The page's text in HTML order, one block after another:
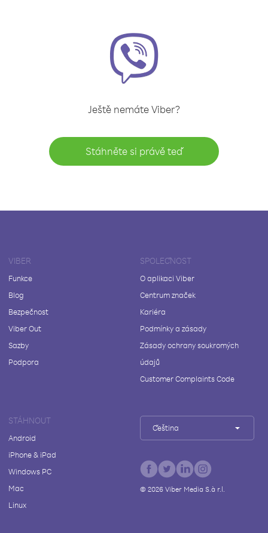
Ještě nemáte Viber?
Stáhněte si právě teď
VIBER
Funkce
Blog
Bezpečnost
Viber Out
Sazby
Podpora
SPOLEČNOST
O aplikaci Viber
Centrum značek
Kariéra
Podmínky a zásady
Zásady ochrany soukromých
údajů
Customer Complaints Code
STÁHNOUT
Android
iPhone & iPad
Windows PC
Mac
Linux
Čeština
© 2026Viber Media S.à r.l.